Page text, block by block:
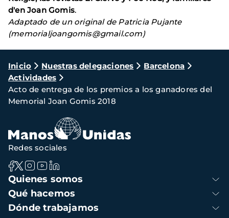
d'en Joan Gomis.
Adaptado de un original de Patricia Pujante
(memorialjoangomis@gmail.com)
Ruta
de
navegación
Inicio Nuestras delegaciones
Barcelona
Actividades
Acto de entrega de los premios a los ganadores del
Memorial Joan Gomis 2018
Navegación
principal
Quienes somos
Qué hacemos
Dónde trabajamos
Redes sociales